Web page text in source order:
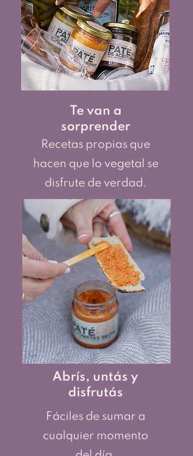
Te van a
sorprender
Recetas propias que
hacen que lo vegetal se
disfrute de verdad.
Abrís, untás y
disfrutás
Fáciles de sumar a
cualquier momento